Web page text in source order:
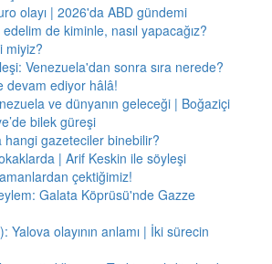
olayı | 2026'da ABD gündemi
de kiminle, nasıl yapacağız?
miyiz?
Venezuela'dan sonra sıra nerede?
devam ediyor hâlâ!
ve dünyanın geleceği | Boğaziçi
bilek güreşi
hangi gazeteciler binebilir?
| Arif Keskin ile söyleşi
çektiğimiz!
Galata Köprüsü'nde Gazze
Yalova olayının anlamı | İki sürecin